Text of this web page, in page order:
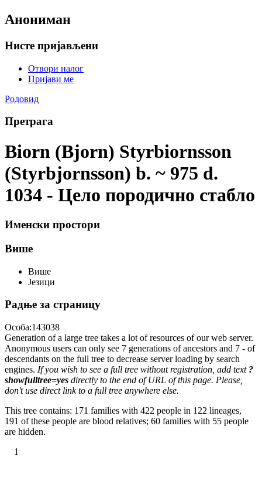
Анониман
Нисте пријављени
Отвори налог
Пријави ме
Родовид
Претрага
Biorn (Bjorn) Styrbiornsson
(Styrbjornsson) b. ~ 975 d.
1034 - Цело породично стабло
Именски простори
Више
Више
Језици
Радње за страницу
Особа:143038
Generation of a large tree takes a lot of resources of our web server.
Anonymous users can only see 7 generations of ancestors and 7 - of
descendants on the full tree to decrease server loading by search
engines. If you wish to see a full tree without registration, add text ?
showfulltree=yes directly to the end of URL of this page. Please,
don't use direct link to a full tree anywhere else.
This tree contains: 171 families with 422 people in 122 lineages,
191 of these people are blood relatives; 60 families with 55 people
are hidden.
1